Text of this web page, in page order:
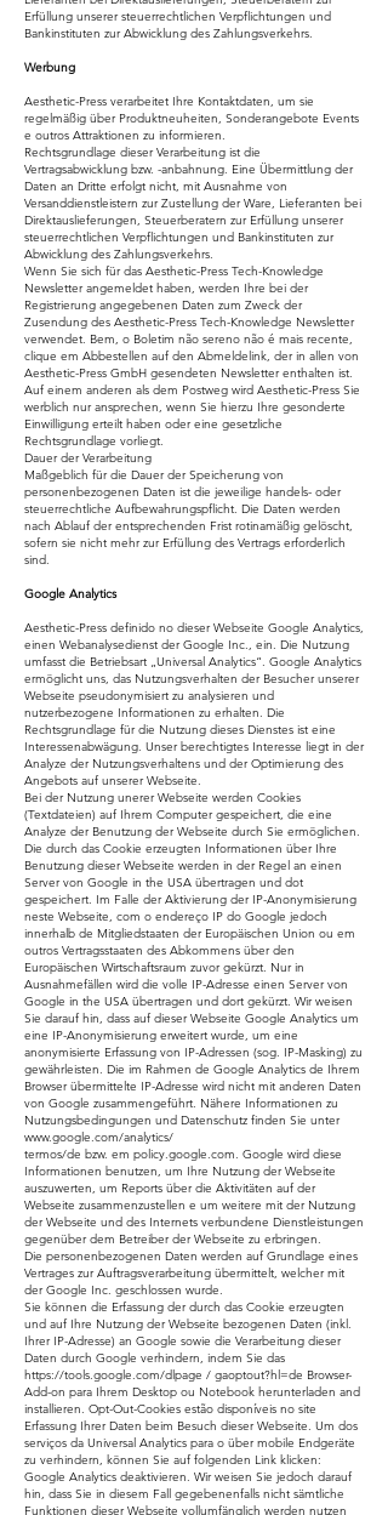
Erfüllung unserer steuerrechtlichen Verpflichtungen und
Bankinstituten zur Abwicklung des Zahlungsverkehrs.
Werbung
Aesthetic-Press verarbeitet Ihre Kontaktdaten, um sie
regelmäßig über Produktneuheiten, Sonderangebote Events
e outros Attraktionen zu informieren.
Rechtsgrundlage dieser Verarbeitung ist die
Vertragsabwicklung bzw. -anbahnung. Eine Übermittlung der
Daten an Dritte erfolgt nicht, mit Ausnahme von
Versanddienstleistern zur Zustellung der Ware, Lieferanten bei
Direktauslieferungen, Steuerberatern zur Erfüllung unserer
steuerrechtlichen Verpflichtungen und Bankinstituten zur
Abwicklung des Zahlungsverkehrs.
Wenn Sie sich für das Aesthetic-Press Tech-Knowledge
Newsletter angemeldet haben, werden Ihre bei der
Registrierung angegebenen Daten zum Zweck der
Zusendung des Aesthetic-Press Tech-Knowledge Newsletter
verwendet. Bem, o Boletim não sereno não é mais recente,
clique em Abbestellen auf den Abmeldelink, der in allen von
Aesthetic-Press GmbH gesendeten Newsletter enthalten ist.
Auf einem anderen als dem Postweg wird Aesthetic-Press Sie
werblich nur ansprechen, wenn Sie hierzu Ihre gesonderte
Einwilligung erteilt haben oder eine gesetzliche
Rechtsgrundlage vorliegt.
Dauer der Verarbeitung
Maßgeblich für die Dauer der Speicherung von
personenbezogenen Daten ist die jeweilige handels- oder
steuerrechtliche Aufbewahrungspflicht. Die Daten werden
nach Ablauf der entsprechenden Frist rotinamäßig gelöscht,
sofern sie nicht mehr zur Erfüllung des Vertrags erforderlich
sind.
Google Analytics
Aesthetic-Press definido no dieser Webseite Google Analytics,
einen Webanalysedienst der Google Inc., ein. Die Nutzung
umfasst die Betriebsart „Universal Analytics“. Google Analytics
ermöglicht uns, das Nutzungsverhalten der Besucher unserer
Webseite pseudonymisiert zu analysieren und
nutzerbezogene Informationen zu erhalten. Die
Rechtsgrundlage für die Nutzung dieses Dienstes ist eine
Interessenabwägung. Unser berechtigtes Interesse liegt in der
Analyze der Nutzungsverhaltens und der Optimierung des
Angebots auf unserer Webseite.
Bei der Nutzung unerer Webseite werden Cookies
(Textdateien) auf Ihrem Computer gespeichert, die eine
Analyze der Benutzung der Webseite durch Sie ermöglichen.
Die durch das Cookie erzeugten Informationen über Ihre
Benutzung dieser Webseite werden in der Regel an einen
Server von Google in the USA übertragen und dot
gespeichert. Im Falle der Aktivierung der IP-Anonymisierung
neste Webseite, com o endereço IP do Google jedoch
innerhalb de Mitgliedstaaten der Europäischen Union ou em
outros Vertragsstaaten des Abkommens über den
Europäischen Wirtschaftsraum zuvor gekürzt. Nur in
Ausnahmefällen wird die volle IP-Adresse einen Server von
Google in the USA übertragen und dort gekürzt. Wir weisen
Sie darauf hin, dass auf dieser Webseite Google Analytics um
eine IP-Anonymisierung erweitert wurde, um eine
anonymisierte Erfassung von IP-Adressen (sog. IP-Masking) zu
gewährleisten. Die im Rahmen de Google Analytics de Ihrem
Browser übermittelte IP-Adresse wird nicht mit anderen Daten
von Google zusammengeführt. Nähere Informationen zu
Nutzungsbedingungen und Datenschutz finden Sie unter
www.google.com/analytics/
termos/de bzw. em policy.google.com. Google wird diese
Informationen benutzen, um Ihre Nutzung der Webseite
auszuwerten, um Reports über die Aktivitäten auf der
Webseite zusammenzustellen e um weitere mit der Nutzung
der Webseite und des Internets verbundene Dienstleistungen
gegenüber dem Betreiber der Webseite zu erbringen.
Die personenbezogenen Daten werden auf Grundlage eines
Vertrages zur Auftragsverarbeitung übermittelt, welcher mit
der Google Inc. geschlossen wurde.
Sie können die Erfassung der durch das Cookie erzeugten
und auf Ihre Nutzung der Webseite bezogenen Daten (inkl.
Ihrer IP-Adresse) an Google sowie die Verarbeitung dieser
Daten durch Google verhindern, indem Sie das
https://tools.google.com/dlpage / gaoptout?hl=de Browser-
Add-on para Ihrem Desktop ou Notebook herunterladen and
installieren. Opt-Out-Cookies estão disponíveis no site
Erfassung Ihrer Daten beim Besuch dieser Webseite. Um dos
serviços da Universal Analytics para o über mobile Endgeräte
zu verhindern, können Sie auf folgenden Link klicken:
Google Analytics deaktivieren. Wir weisen Sie jedoch darauf
hin, dass Sie in diesem Fall gegebenenfalls nicht sämtliche
Funktionen dieser Webseite vollumfänglich werden nutzen